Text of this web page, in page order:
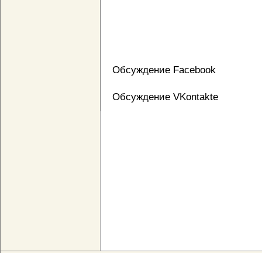
Обсуждение Facebook
Обсуждение VKontakte